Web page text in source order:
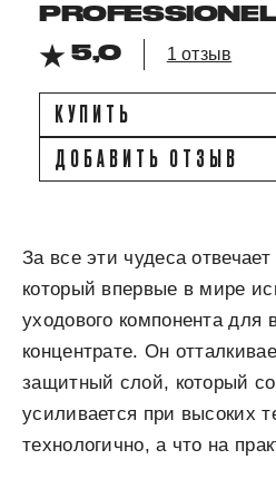
PROFESSIONEL
5,0
1 отзыв
КУПИТЬ
ДОБАВИТЬ ОТЗЫВ
За все эти чудеса
который впервые в мире
уходового компонента для
концентрате. Он
защитный слой, который
усиливается при высоких
технологично, а что на